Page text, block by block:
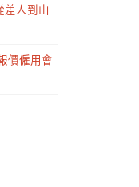
差人到山
價僱用會